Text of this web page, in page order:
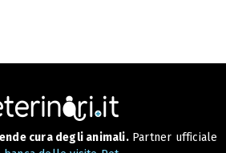
cura degli animali.Partner ufficiale